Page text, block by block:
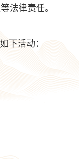
法律责任。
下活动：